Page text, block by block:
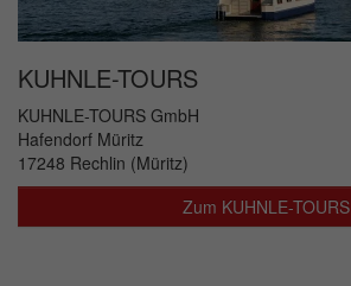
KUHNLE-TOURS
KUHNLE-TOURS GmbH
Hafendorf Müritz
17248 Rechlin (Müritz)
Zum KUHNLE-TOURS